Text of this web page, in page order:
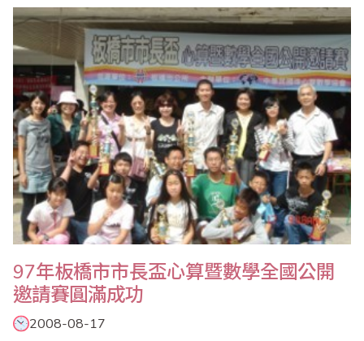
同，數學則考上學期全國綜合版範圍，不以單獨版本，有參考題庫
且主辦單位並提供去年心算數學試題供下載參考 ，整個比賽經過一
個上午進行，在全體工作..
97年板橋市市長盃心算暨數學全國公開
邀請賽圓滿成功
2008-08-17